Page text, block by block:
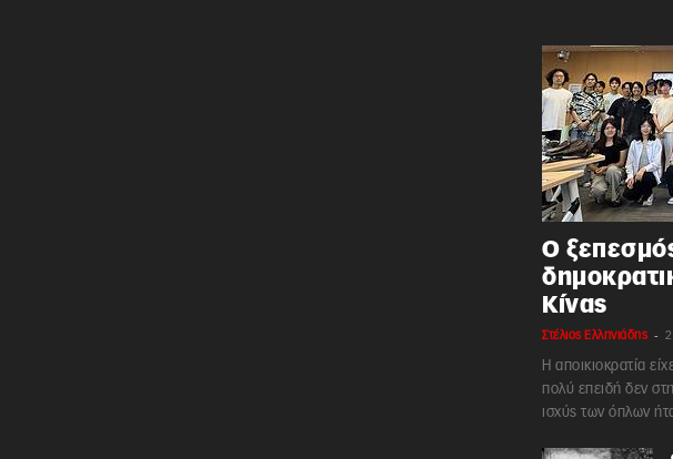
Ο
Κίνας
Στέλιος Ελληνιάδης -
Η αποικιοκρατία
πολύ επειδή δεν
ισχύς των όπλων